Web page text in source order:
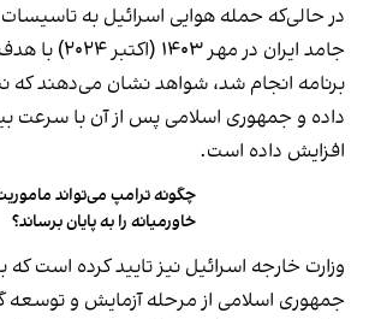
در حالی‌که حمله هوایی اسرائیل به
جامد ایران در
برنامه انجام شد، شواهد نشان می‌دهند
داده و جمهوری اسلامی پس از آن با سرعت
افزایش داده است.
چگونه ترامپ می‌تواند
خاورمیانه را به پایان برساند؟
وزارت خارجه اسرائیل نیز تایید کرده است
جمهوری اسلامی از مرحله آزمایش و توسعه